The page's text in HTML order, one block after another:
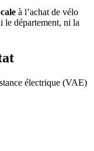
à l’achat de vélo
département, ni la
électrique (VAE)